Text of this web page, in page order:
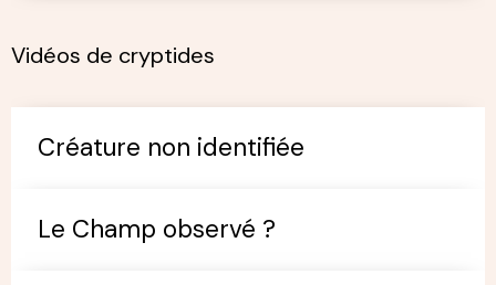
Vidéos de cryptides
Créature non identifiée
Le Champ observé ?